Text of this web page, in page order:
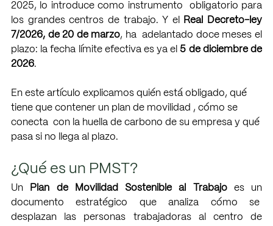
2025, lo introduce como instrumento  obligatorio para
los grandes centros de trabajo. Y el
Real Decreto-ley
7/2026, de 20 de marzo, ha  adelantado doce meses el
plazo: la fecha límite efectiva es ya el 5 de diciembre de
2026.
En este artículo explicamos quién está obligado, qué
tiene que contener un plan de movilidad , cómo se
conecta  con la huella de carbono de su empresa y qué
pasa si no llega al plazo.
¿Qué es un PMST?
Un Plan de Movilidad Sostenible al Trabajo es un
documento estratégico que analiza cómo se
desplazan las personas trabajadoras al centro de